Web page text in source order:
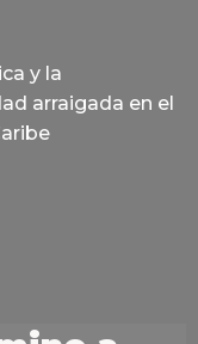
y la
arraigada en el